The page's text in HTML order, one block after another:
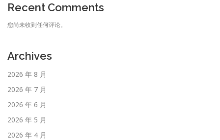
Recent Comments
您尚未收到任何评论。
Archives
2026 年 8 月
2026 年 7 月
2026 年 6 月
2026 年 5 月
2026 年 4 月